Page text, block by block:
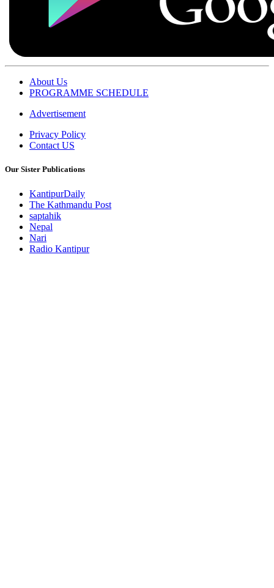
About Us
PROGRAMME SCHEDULE
Advertisement
Privacy Policy
Contact US
Our Sister Publications
KantipurDaily
The Kathmandu Post
saptahik
Nepal
Nari
Radio Kantipur